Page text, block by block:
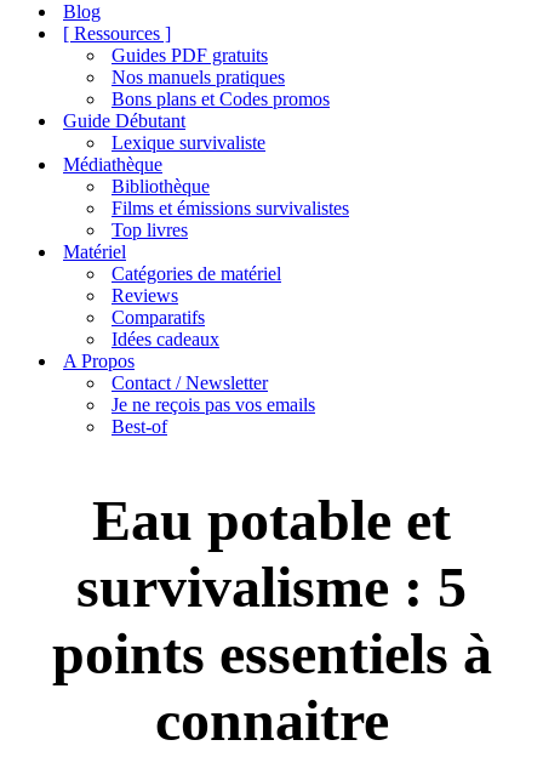
navigation
Blog
[ Ressources ]
Guides PDF gratuits
Nos manuels pratiques
Bons plans et Codes promos
Guide Débutant
Lexique survivaliste
Médiathèque
Bibliothèque
Films et émissions survivalistes
Top livres
Matériel
Catégories de matériel
Reviews
Comparatifs
Idées cadeaux
A Propos
Contact / Newsletter
Je ne reçois pas vos emails
Best-of
Eau potable et
survivalisme : 5
points essentiels à
connaitre